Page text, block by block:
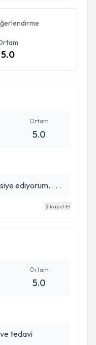
5.0
Ortam
5.0
ediyorum. . . .
Şikayet Et
Ortam
5.0
tedavi